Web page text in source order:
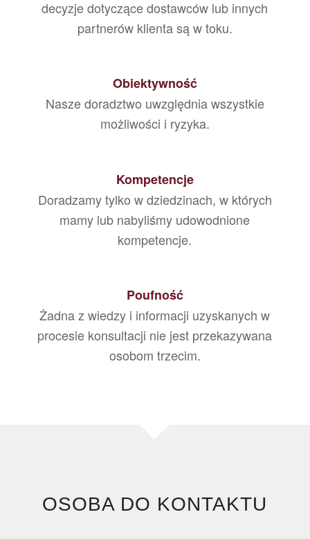
niezależność od osób trzecich, zwłaszcza gdy
decyzje dotyczące dostawców lub innych
Obiektywność
Nasze doradztwo uwzględnia wszystkie
Kompetencje
Doradzamy tylko w dziedzinach, w których
mamy lub nabyliśmy udowodnione
Poufność
Żadna z wiedzy i informacji uzyskanych w
procesie konsultacji nie jest przekazywana